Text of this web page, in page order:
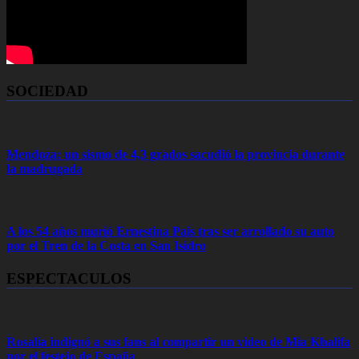
SOCIEDAD
Mendoza: un sismo de 4,3 grados sacudió la provincia durante
la madrugada
A los 54 años murió Ernestina Pais tras ser arrollado su auto
por el Tren de la Costa en San Isidro
ESPECTACULOS
Rosalía indignó a sus fans al compartir un video de Mia Khalifa